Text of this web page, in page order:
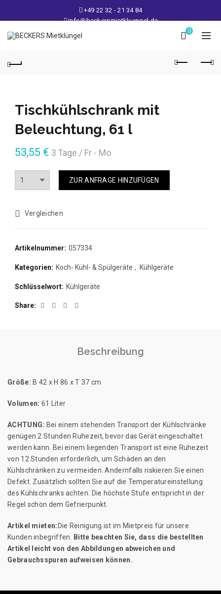
+49 22 32 - 21 34 84
info@beckersmietkluengel.de
Lager: Gutenbergstraße 1 - 50389 Wesseling
Mo - Fr: 9 – 17 Uhr, Sa: 9 – 12 Uhr
0
Tischkühlschrank mit
Beleuchtung, 61 l
53,55 € 3 Tage / Fr - Mo
ZUR ANFRAGE HINZUFÜGEN
Vergleichen
Artikelnummer: 057334
Kategorien: Koch- Kühl- & Spülgeräte , Kühlgeräte
Schlüsselwort: Kühlgeräte
Share
Beschreibung
Größe: B 42 x H 86 x T 37 cm
Volumen: 61 Liter
ACHTUNG: Bei einem stehenden Transport der Kühlschränke
genügen 2 Stunden Ruhezeit, bevor das Gerät eingeschaltet
werden kann. Bei einem liegenden Transport ist eine Ruhezeit
von 12 Stunden erforderlich, um Schäden an den
Kühlschränken zu vermeiden. Andernfalls riskieren Sie einen
Defekt. Zusätzlich sollten Sie auf die Temperatureinstellung
des Kühlschranks achten. Die höchste Stufe entspricht in der
Regel schon dem Gefrierpunkt.
Artikel mieten: Die Reinigung ist im Mietpreis für unsere
Kunden inbegriffen.
Bitte beachten Sie, dass die bestellten
Artikel leicht von den Abbildungen abweichen und
Gebrauchsspuren aufweisen können.